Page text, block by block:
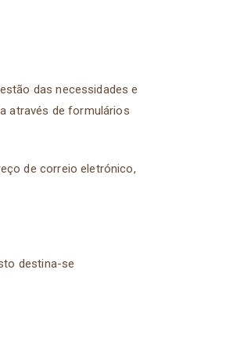
das necessidades e
através de formulários
de correio eletrónico,
destina-se